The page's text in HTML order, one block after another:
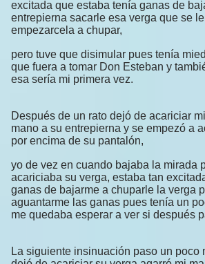
excitada que estaba tenía ganas de
entrepierna sacarle esa verga que se
empezarcela a chupar,
pero tuve que disimular pues tenía
que fuera a tomar Don Esteban y
esa sería mi primera vez.
Después de un rato dejó de acariciar
mano a su entrepierna y se empezó a
por encima de su pantalón,
yo de vez en cuando bajaba la mirada
acariciaba su verga, estaba tan
ganas de bajarme a chuparle la verga
aguantarme las ganas pues tenía un
me quedaba esperar a ver si después
La siguiente insinuación paso un poco